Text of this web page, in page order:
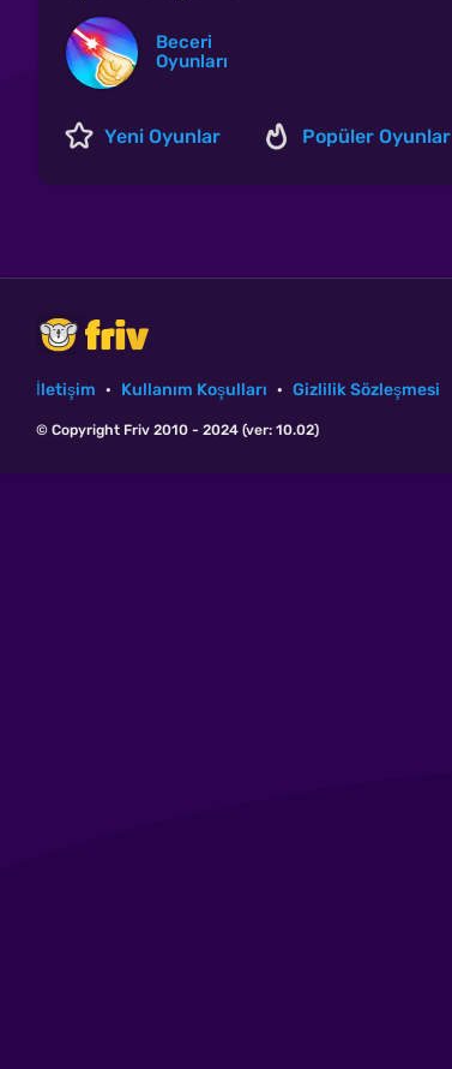
Beceri
Oyunları
Yeni Oyunlar Popüler Oyunlar
İletişim · Kullanım Koşulları · Gizlilik Sözleşmesi
© Copyright Friv 2010 - 2024 (ver: 10.02)